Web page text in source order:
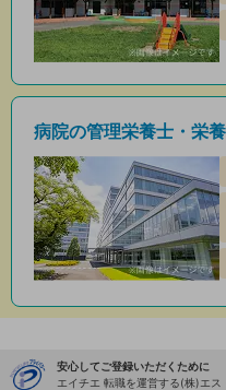
病院の管理栄養士・栄
安心してご登録いただくために
エイチエ 転職を運営する(株)エス